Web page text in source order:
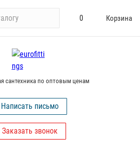
0 Корзина
сантехника по оптовым ценам
Написать письмо
Заказать звонок